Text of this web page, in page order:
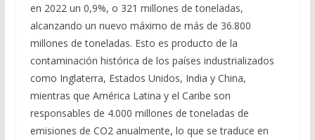
en 2022 un 0,9%, o 321 millones de toneladas,
alcanzando un nuevo máximo de más de 36.800
millones de toneladas. Esto es producto de la
contaminación histórica de los países industrializados
como Inglaterra, Estados Unidos, India y China,
mientras que América Latina y el Caribe son
responsables de 4.000 millones de toneladas de
emisiones de CO2 anualmente, lo que se traduce en